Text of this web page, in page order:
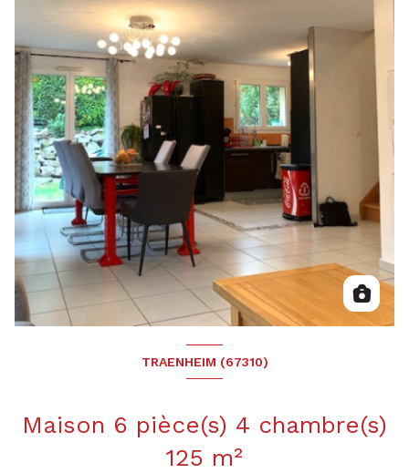
TRAENHEIM (67310)
Maison 6 pièce(s) 4 chambre(s)
125 m²